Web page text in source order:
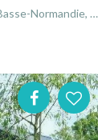
Normandie, France